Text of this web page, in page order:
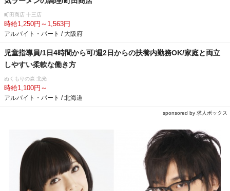
町田商店 十三店
時給1,250円～1,563円
アルバイト・パート / 大阪府
児童指導員/1日4時間から可/週2日からの扶養内勤務OK/家庭と両立
しやすい柔軟な働き方
ぬくもりの森 北光
時給1,100円～
アルバイト・パート / 北海道
sponsored by 求人ボックス